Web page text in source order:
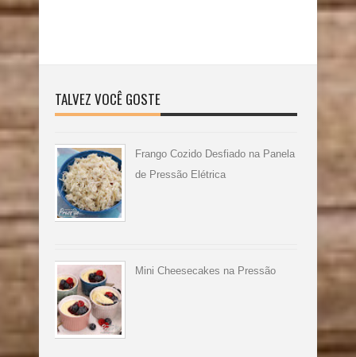
TALVEZ VOCÊ GOSTE
Frango Cozido Desfiado na Panela
de Pressão Elétrica
Mini Cheesecakes na Pressão